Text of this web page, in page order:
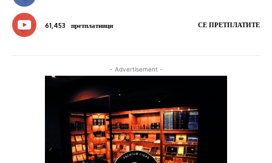
61,453 претплатници СЕ ПРЕТПЛАТИТЕ
- Advertisement -